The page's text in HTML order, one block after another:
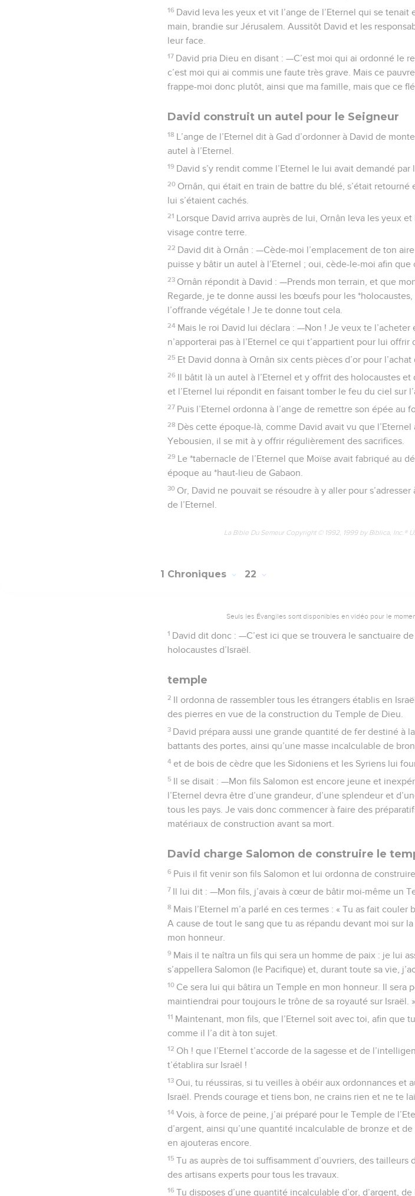
16 David leva les yeux et vit l’ange de l’Eternel qui se
main, brandie sur Jérusalem. Aussitôt David et les
leur face.
17 David pria Dieu en disant : —C’est moi qui ai ordonné le
c’est moi qui ai commis une faute très grave. Mais ce
frappe-moi donc plutôt, ainsi que ma famille, mais que ce
David construit un autel pour le Seigneur
18 L’ange de l’Eternel dit à Gad d’ordonner à David de
autel à l’Eternel.
19 David s’y rendit comme l’Eternel le lui avait demandé par
20 Ornân, qui était en train de battre du blé, s’était retourné
lui s’étaient cachés.
21 Lorsque David arriva auprès de lui, Ornân leva les yeux
visage contre terre.
22 David dit à Ornân : —Cède-moi l’emplacement de ton
puisse y bâtir un autel à l’Eternel ; oui, cède-le-moi afin
23 Ornân répondit à David : —Prends mon terrain, et que
Regarde, je te donne aussi les bœufs pour les
l’offrande végétale ! Je te donne tout cela.
24 Mais le roi David lui déclara : —Non ! Je veux te
n’apporterai pas à l’Eternel ce qui t’appartient pour lui
25 Et David donna à Ornân six cents pièces d’or pour l’achat
26 Il bâtit là un autel à l’Eternel et y offrit des holocaustes et
et l’Eternel lui répondit en faisant tomber le feu du ciel sur
27 Puis l’Eternel ordonna à l’ange de remettre son épée au
28 Dès cette époque-là, comme David avait vu que l’Eternel
Yebousien, il se mit à y offrir régulièrement des sacrifices.
29 Le *tabernacle de l’Eternel que Moïse avait fabriqué au
époque au *haut-lieu de Gabaon.
30 Or, David ne pouvait se résoudre à y aller pour
de l’Eternel.
La Bible Du Semeur Copyright © 1992, 1999 by Biblica,
1 Chroniques 22
Seuls les Évangiles sont disponibles en vidéo pour le
1 David dit donc : —C’est ici que se trouvera le sanctuaire
holocaustes d’Israël.
temple
2 Il ordonna de rassembler tous les étrangers établis en
des pierres en vue de la construction du Temple de Dieu.
3 David prépara aussi une grande quantité de fer destiné à
battants des portes, ainsi qu’une masse incalculable de
4 et de bois de cèdre que les Sidoniens et les Syriens lui
5 Il se disait : —Mon fils Salomon est encore jeune et
l’Eternel devra être d’une grandeur, d’une splendeur et
tous les pays. Je vais donc commencer à faire des
matériaux de construction avant sa mort.
David charge Salomon de construire le
6 Puis il fit venir son fils Salomon et lui ordonna de
7 Il lui dit : —Mon fils, j’avais à cœur de bâtir moi-même un
8 Mais l’Eternel m’a parlé en ces termes : « Tu as fait
A cause de tout le sang que tu as répandu devant moi sur
mon honneur.
9 Mais il te naîtra un fils qui sera un homme de paix : je lui
s’appellera Salomon (le Pacifique) et, durant toute sa vie,
10 Ce sera lui qui bâtira un Temple en mon honneur. Il sera
maintiendrai pour toujours le trône de sa royauté sur Israël. »
11 Maintenant, mon fils, que l’Eternel soit avec toi, afin que
comme il l’a dit à ton sujet.
12 Oh ! que l’Eternel t’accorde de la sagesse et de
t’établira sur Israël !
13 Oui, tu réussiras, si tu veilles à obéir aux ordonnances et
Israël. Prends courage et tiens bon, ne crains rien et ne te
14 Vois, à force de peine, j’ai préparé pour le Temple de
d’argent, ainsi qu’une quantité incalculable de bronze et
en ajouteras encore.
15 Tu as auprès de toi suffisamment d’ouvriers, des
des artisans experts pour tous les travaux.
16 Tu disposes d’une quantité incalculable d’or, d’argent,